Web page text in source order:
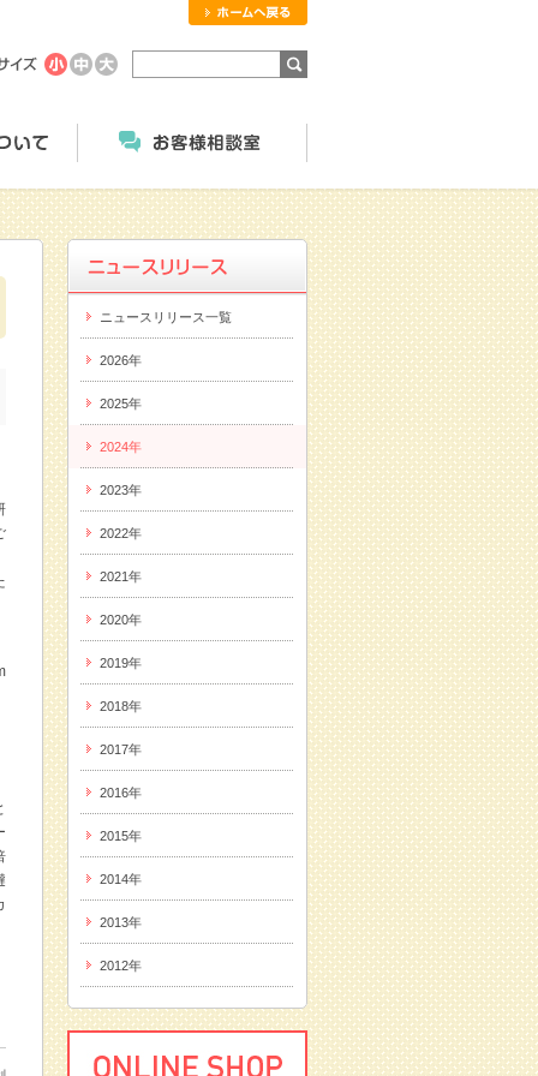
のご案内
にっこくについて
ニュースリリース一覧
2026年
2025年
2024年
2023年
2022年
2021年
2020年
2019年
2018年
2017年
2016年
2015年
2014年
2013年
2012年